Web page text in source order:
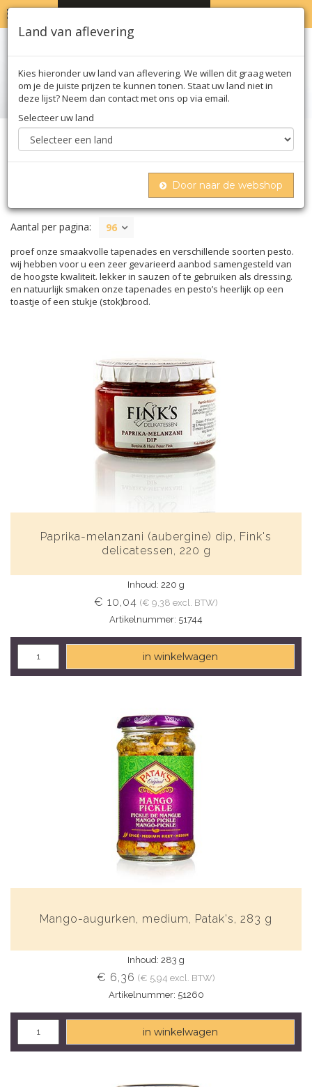
Home Conserven
Aantal per pagina: 96
proef onze smaakvolle tapenades en verschillende soorten pesto.
wij hebben voor u een zeer gevarieerd aanbod samengesteld van
de hoogste kwaliteit. lekker in sauzen of te gebruiken als dressing.
en natuurlijk smaken onze tapenades en pesto’s heerlijk op een
toastje of een stukje (stok)brood.
Paprika-melanzani (aubergine) dip, Fink's
delicatessen, 220 g
Inhoud: 220 g
€ 10,04 (€ 9,38 excl. BTW)
Artikelnummer: 51744
in winkelwagen
Mango-augurken, medium, Patak's, 283 g
Inhoud: 283 g
€ 6,36 (€ 5,94 excl. BTW)
Artikelnummer: 51260
in winkelwagen
Land van aflevering
Kies hieronder uw land van aflevering. We willen dit graag weten
om je de juiste prijzen te kunnen tonen. Staat uw land niet in
deze lijst? Neem dan contact met ons op via email.
Selecteer uw land
Door naar de webshop